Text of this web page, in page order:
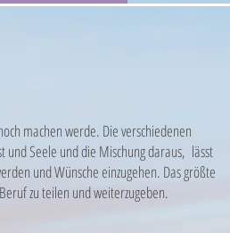
machen werde. Die verschiedenen
und Seele und die Mischung daraus, lässt
und Wünsche einzugehen. Das größte
zu teilen und weiterzugeben.